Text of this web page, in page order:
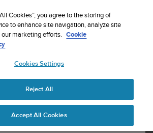
2.1
조작 가이드라인
or region:
United States
Cookies”, you agree to the storing of
to enhance site navigation, analyze site
marketing efforts. Cookie
Cookies Settings
Reject All
Accept All Cookies